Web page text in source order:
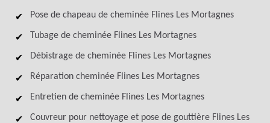
Pose de chapeau de cheminée Flines Les Mortagnes
Tubage de cheminée Flines Les Mortagnes
Débistrage de cheminée Flines Les Mortagnes
Réparation cheminée Flines Les Mortagnes
Entretien de cheminée Flines Les Mortagnes
Couvreur pour nettoyage et pose de gouttière Flines Les